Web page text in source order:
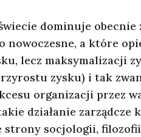
dominuje obecnie
nowoczesne, a które
lecz maksymalizacji
zysku) i tak
organizacji przez
działanie
strony socjologii,